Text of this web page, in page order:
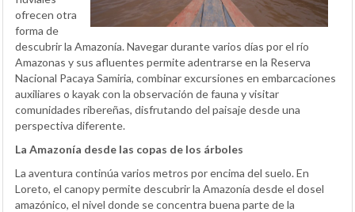
ofrecen otra
forma de
descubrir la Amazonía. Navegar durante varios días por el río
Amazonas y sus afluentes permite adentrarse en la Reserva
Nacional Pacaya Samiria, combinar excursiones en embarcaciones
auxiliares o kayak con la observación de fauna y visitar
comunidades ribereñas, disfrutando del paisaje desde una
perspectiva diferente.
La Amazonía desde las copas de los árboles
La aventura continúa varios metros por encima del suelo. En
Loreto, el canopy permite descubrir la Amazonía desde el dosel
amazónico, el nivel donde se concentra buena parte de la